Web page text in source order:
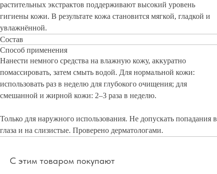
растительных экстрактов поддерживают высокий уровень
гигиены кожи. В результате кожа становится мягкой, гладкой и
увлажнённой.
Состав
Способ применения
Нанести немного средства на влажную кожу, аккуратно
помассировать, затем смыть водой. Для нормальной кожи:
использовать раз в неделю для глубокого очищения; для
смешанной и жирной кожи: 2–3 раза в неделю.
Только для наружного использования. Не допускать попадания в
глаза и на слизистые. Проверено дерматологами.
С этим товаром покупают